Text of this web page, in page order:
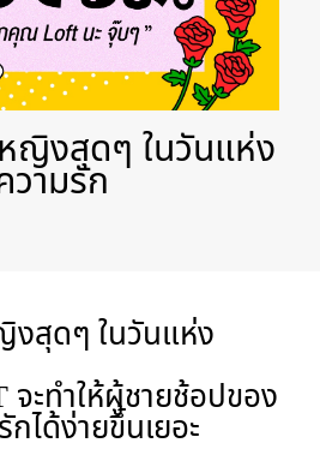
ญิงสุดๆ ในวันแห่ง
วามรัก
งสุดๆ ในวันแห่ง
จะทำให้ผู้ชายช้อปของ
ได้ง่ายขึ้นเยอะ